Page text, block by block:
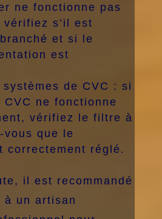
ne fonctionne pas
s’il est
et si le
est
de CVC : si
CVC ne fonctionne
vérifiez le filtre à
que le
correctement réglé.
il est recommandé
à un artisan